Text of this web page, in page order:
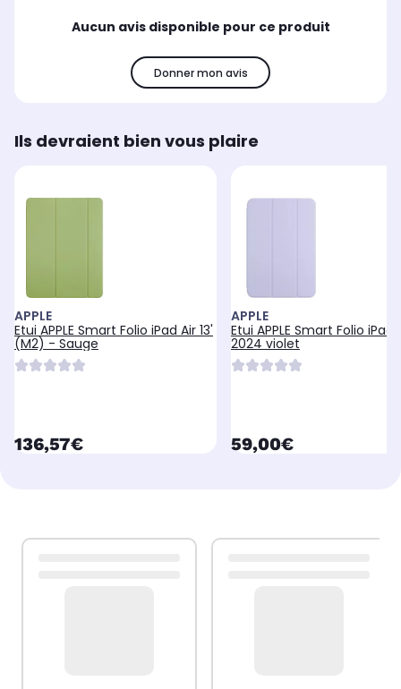
Aucun avis disponible pour ce produit
Donner mon avis
Ils devraient bien vous plaire
APPLE
Etui APPLE Smart Folio iPad Air 13'
(M2) - Sauge
currentPrice
136,57€
APPLE
Etui APPLE Smart Folio iPad
2024 violet
currentPrice
59,00€